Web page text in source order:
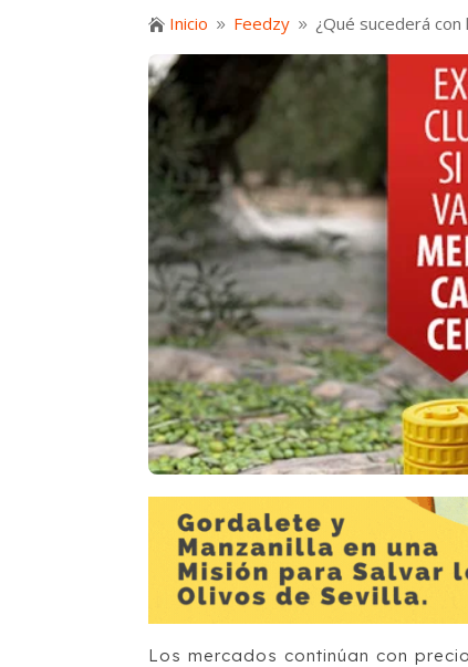
 Inicio 9 Feedzy 9 ¿Qué sucederá
Los mercados continúan con